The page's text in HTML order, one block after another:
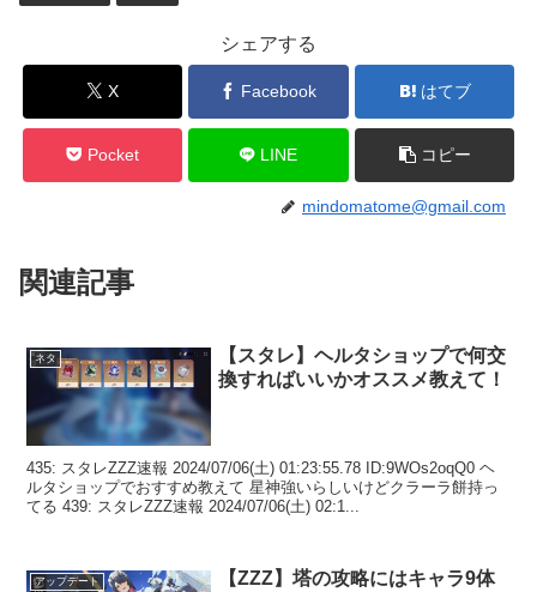
シェアする
X Facebook はてブ
Pocket LINE コピー
mindomatome@gmail.com
関連記事
ネタ
【スタレ】ヘルタショップで何交
換すればいいかオススメ教えて！
435: スタレZZZ速報 2024/07/06(土) 01:23:55.78 ID:9WOs2oqQ0 ヘ
ルタショップでおすすめ教えて 星神強いらしいけどクラーラ餅持っ
てる 439: スタレZZZ速報 2024/07/06(土) 02:1...
アップデート
【ZZZ】塔の攻略にはキャラ9体